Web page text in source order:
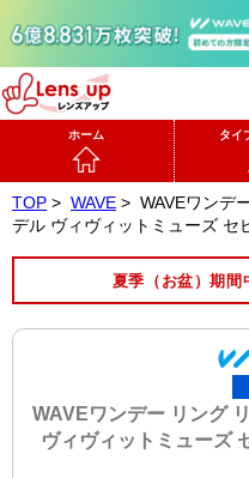
ホーム タイ
TOP > WAVE > WAVEワンデ
デル ヴィヴィットミューズ セ
夏季（お盆）期間
WAVEワンデー リング
ヴィヴィットミューズ